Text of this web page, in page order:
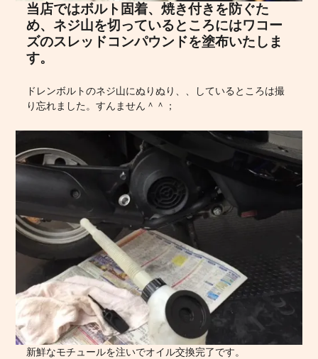
当店ではボルト固着、焼き付きを防ぐた
め、ネジ山を切っているところにはワコー
ズのスレッドコンパウンドを塗布いたしま
す。
ドレンボルトのネジ山にぬりぬり、、しているところは撮
り忘れました。すんません＾＾；
新鮮なモチュールを注いでオイル交換完了です。